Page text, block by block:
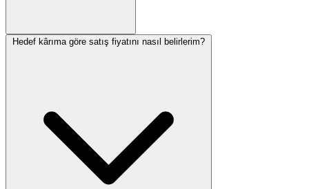
Hedef kârıma göre satış fiyatını nasıl belirlerim?